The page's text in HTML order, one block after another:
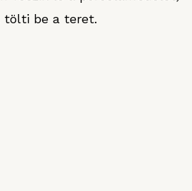
tölti be a teret.